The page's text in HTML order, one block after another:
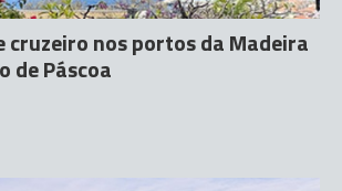
cruzeiro nos portos da Madeira
de Páscoa